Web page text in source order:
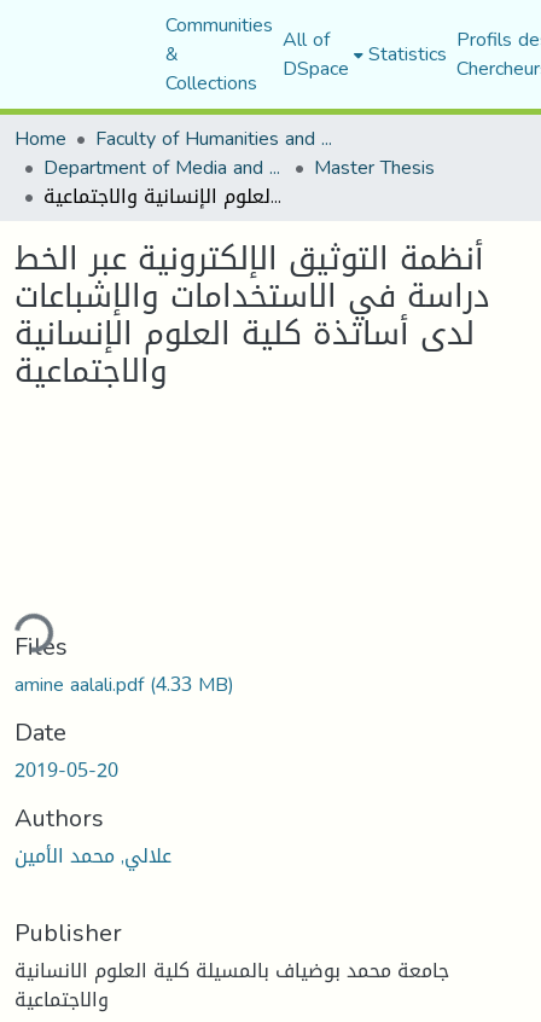
Communities
&
Collections
All of
DSpace Statistics Profils
Home
Faculty of Humanities and Social Sciences
Department of Media and Communication Studies Master Thesis
أنظمة التوثيق الإلكترونية عبر الخط دراسة في الاستخدامات والإشباعات لدى أساتذة كلية العلوم الإنسانية والاجتماعية
أنظمة التوثيق الإلكترونية عبر الخط
دراسة في الاستخدامات والإشباعات
لدى أساتذة كلية العلوم الإنسانية
والاجتماعية
Files
amine aalali.pdf(4.33 MB)
Date
2019-05-20
Authors
علالي, محمد الأمين
Publisher
جامعة محمد بوضياف بالمسيلة كلية العلوم الانسانية
والاجتماعية